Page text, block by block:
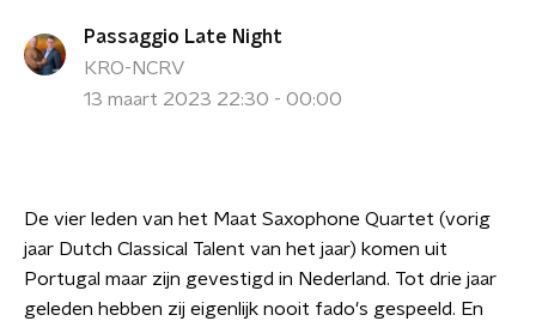
Passaggio Late Night
KRO-NCRV
13 maart 2023 22:30 - 00:00
De vier leden van het Maat Saxophone Quartet (vorig
jaar Dutch Classical Talent van het jaar) komen uit
Portugal maar zijn gevestigd in Nederland. Tot drie jaar
geleden hebben zij eigenlijk nooit fado's gespeeld. En